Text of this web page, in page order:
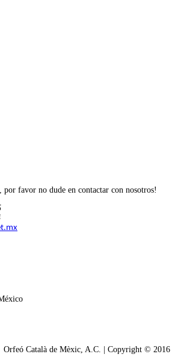
por favor no dude en contactar con nosotros!
Orfeó Català de Mèxic, A.C. | Copyright © 2016